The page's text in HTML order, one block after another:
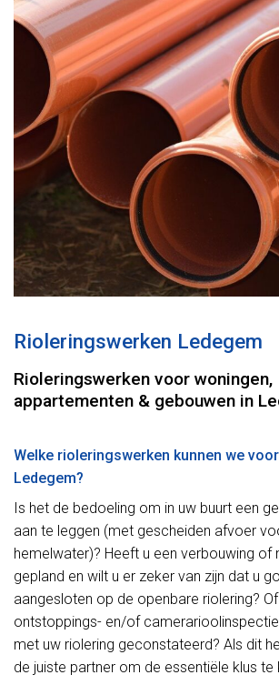
Rioleringswerken Ledegem
Rioleringswerken voor woningen,
appartementen & gebouwen in
Welke rioleringswerken kunnen we
Ledegem?
Is het de bedoeling om in uw buurt een
aan te leggen (met gescheiden afvoer
hemelwater)? Heeft u een verbouwing of
gepland en wilt u er zeker van zijn dat u
aangesloten op de openbare riolering?
ontstoppings- en/of
met uw riolering geconstateerd? Als dit
de juiste partner om de essentiële klus te